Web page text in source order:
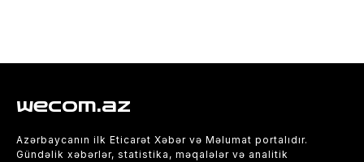
wecom.az
Azərbaycanın ilk Eticarət Xəbər və Məlumat portalıdır.
Gündəlik xəbərlər, statistika, məqalələr və analitik